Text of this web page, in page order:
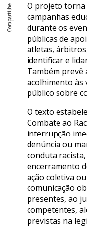
O projeto torna
campanhas
durante os
públicas de
atletas,
identificar e
Também prevê
acolhimento às
público sobre
O texto
Combate ao
interrupção
denúncia ou
conduta
encerramento
ação coletiva
comunicação
presentes, ao
competentes,
previstas na